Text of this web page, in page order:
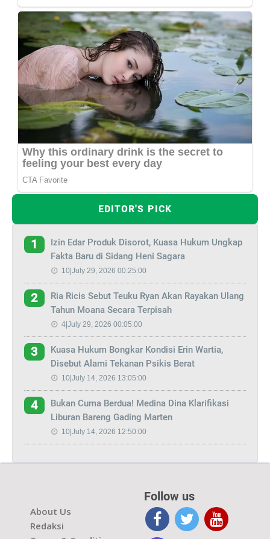
EDITOR'S PICK
1
Izin Edar Produk Disorot, Kuasa Hukum Ungkap
Fakta Baru di Sidang Heni Sagara
10|July 29, 2026 00:25:00
2
Ria Ricis Sebut Teuku Ryan Akan Rayakan Ulang
Tahun Moana Secara Terpisah
4|July 29, 2026 00:05:00
3
Kuasa Hukum Bongkar Kondisi Erin Wartia,
Disebut Alami Tekanan Psikis Berat
10|July 14, 2026 13:05:00
4
Bukan Cuma Berdua! Medina Dina Klarifikasi
Liburan Bareng Gading Marten
10|July 14, 2026 12:50:00
About Us
Redaksi
Follow us